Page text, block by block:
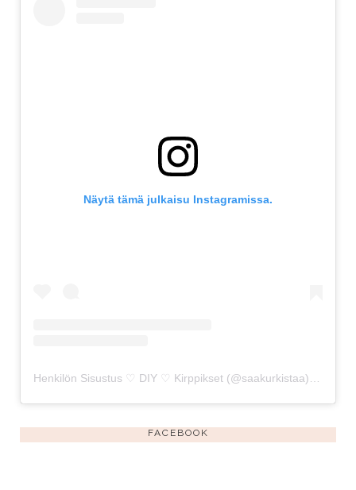
Näytä tämä julkaisu Instagramissa.
Henkilön Sisustus ♡ DIY ♡ Kirppikset (@saakurkistaa) jakama julkaisu
FACEBOOK